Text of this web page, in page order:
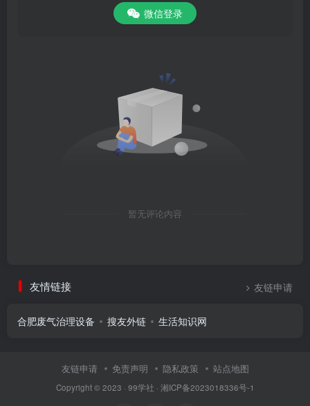
微信登录
暂无评论内容
友情链接 友链申请
合肥废气治理设备 搜友外链 生活知识网
友链申请 免责声明 隐私政策 站点地图
Copyright © 2023 · 99学社 · 湘ICP备2023018336号-1